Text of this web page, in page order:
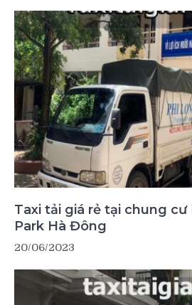
Taxi tải giá rẻ tại chung cư
Park Hà Đông
20/06/2023